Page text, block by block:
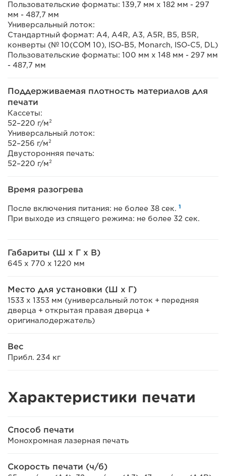
Пользовательские форматы: 139,7 мм x 182 мм - 297
мм - 487,7 мм
Универсальный лоток:
Стандартный формат: A4, A4R, A3, A5R, B5, B5R,
конверты (№ 10(COM 10), ISO-B5, Monarch, ISO-C5, DL)
Пользовательские форматы: 100 мм x 148 мм - 297 мм
- 487,7 мм
Поддерживаемая плотность материалов для
печати
Кассеты:
52–220 г/м²
Универсальный лоток:
52–256 г/м²
Двусторонняя печать:
52–220 г/м²
Время разогрева
После включения питания: не более 38 сек. 1
При выходе из спящего режима: не более 32 сек.
Габариты (Ш x Г x В)
645 x 770 x 1220 мм
Место для установки (Ш x Г)
1533 x 1353 мм (универсальный лоток + передняя
дверца + открытая правая дверца +
оригиналодержатель)
Вес
Прибл. 234 кг
Характеристики печати
Способ печати
Монохромная лазерная печать
Скорость печати (ч/б)